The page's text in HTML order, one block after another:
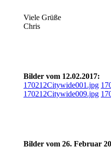
Viele Grüße
Chris
Bilder vom 12.02.2017:
170212Citywide001.jpg
170212Citywide009.jpg
Bilder vom 26. Februar